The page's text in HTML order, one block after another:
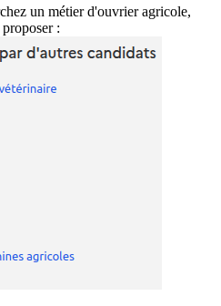
un métier d'ouvrier agricole,
: